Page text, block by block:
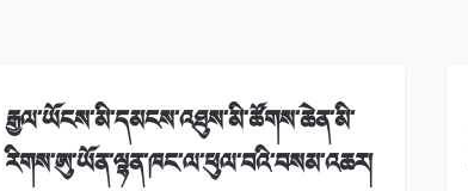
རྒྱལ་ཡོངས་མི་དམངས་འཐུས་མི་ཚོགས་ཆེན་མི་
རིགས་ཨུ་ཡོན་ལྷན་ཁང་ལ་ཕུལ་བའི་བསམ་འཆར།